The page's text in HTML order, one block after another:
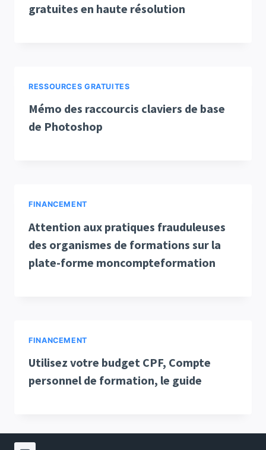
gratuites en haute résolution
RESSOURCES GRATUITES
Mémo des raccourcis claviers de base
de Photoshop
FINANCEMENT
Attention aux pratiques frauduleuses
des organismes de formations sur la
plate-forme moncompteformation
FINANCEMENT
Utilisez votre budget CPF, Compte
personnel de formation, le guide